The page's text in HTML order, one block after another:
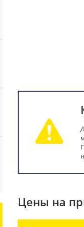
Цены на